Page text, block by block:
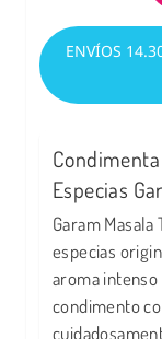
ENVÍOS
Especias
Garam
especias
aroma intenso
condimento